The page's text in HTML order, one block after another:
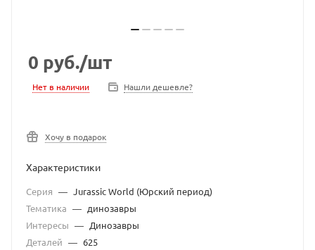
0 руб./шт
Нет в наличии Нашли дешевле?
Хочу в подарок
Характеристики
Серия — Jurassic World (Юрский период)
Тематика — динозавры
Интересы — Динозавры
Деталей — 625